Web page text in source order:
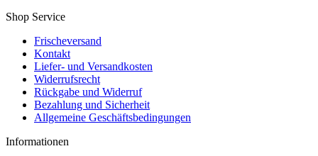
Shop Service
Frischeversand
Kontakt
Liefer- und Versandkosten
Widerrufsrecht
Rückgabe und Widerruf
Bezahlung und Sicherheit
Allgemeine Geschäftsbedingungen
Informationen